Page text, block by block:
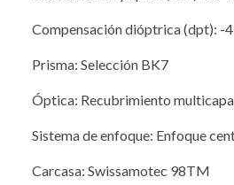
Compensación dióptrica (dpt): -
Prisma: Selección BK7
Óptica: Recubrimiento multicapa
Sistema de enfoque: Enfoque
Carcasa: Swissamotec 98TM